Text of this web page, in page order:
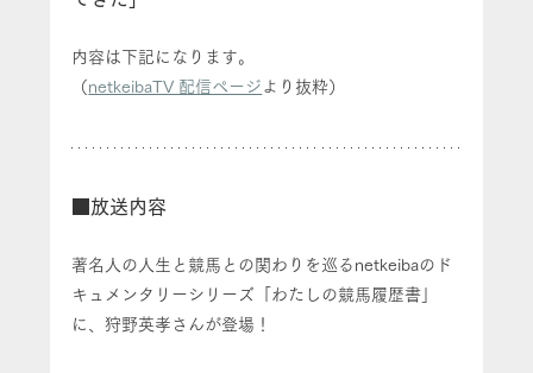
内容は下記になります。
（ netkeibaTV 配信ページ より抜粋）
■放送内容
著名人の人生と競馬との関わりを巡るnetkeibaのド
キュメンタリーシリーズ「わたしの競馬履歴書」
に、狩野英孝さんが登場！